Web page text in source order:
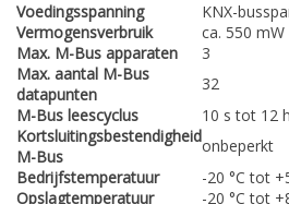
Voedingsspanning
KNX-
Vermogensverbruik
ca. 550 mW
Max. M-Bus apparaten
3
Max. aantal M-Bus
datapunten
32
M-Bus leescyclus
10 s tot 12
Kortsluitingsbestendigheid
M-Bus
onbeperkt
Bedrijfstemperatuur
-20 °C tot
Opslagtemperatuur
-20 °C tot